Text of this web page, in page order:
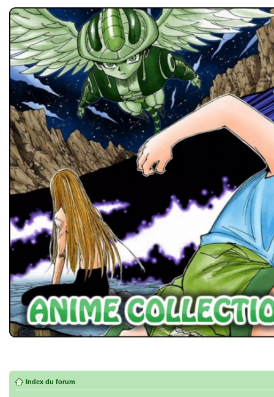
Index du forum